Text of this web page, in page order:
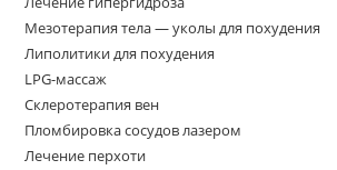
Мезотерапия тела — уколы для похудения
Липолитики для похудения
LPG-массаж
Склеротерапия вен
Пломбировка сосудов лазером
Лечение перхоти